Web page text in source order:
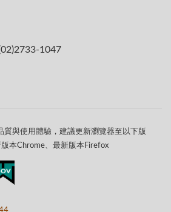
1047
質與使用體驗，建議更新瀏覽器至以下版
本Chrome、最新版本Firefox